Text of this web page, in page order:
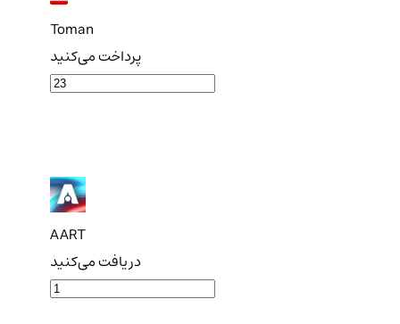
Toman
پرداخت می‌کنید
AART
دریافت می‌کنید